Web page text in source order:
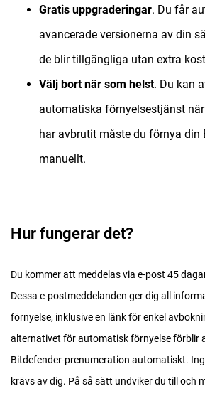
Gratis uppgraderingar. Du får
avancerade versionerna av din
de blir tillgängliga utan extra
Välj bort när som helst. Du kan
automatiska förnyelsestjänst
har avbrutit måste du förnya din
manuellt.
Hur fungerar det?
Du kommer att meddelas via e-post 45
Dessa e-postmeddelanden ger dig all
förnyelse, inklusive en länk för enkel
alternativet för automatisk förnyelse förblir
Bitdefender-prenumeration automatiskt.
krävs av dig. På så sätt undviker du till och